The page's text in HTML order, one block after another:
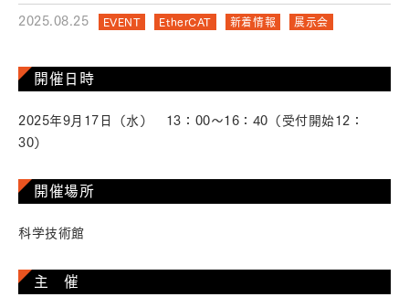
2025.08.25 EVENT EtherCAT 新着情報 展示会
開催日時
2025年9月17日（水） 13：00～16：40（受付開始12：
30）
開催場所
科学技術館
主 催